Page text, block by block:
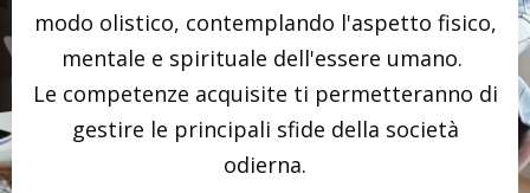
modo olistico, contemplando l'aspetto fisico,
mentale e spirituale dell'essere umano.
Le competenze acquisite ti permetteranno di
gestire le principali sfide della società
odierna.